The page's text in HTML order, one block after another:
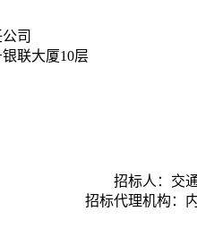
司
联大厦10层
招标人：交
招标代理机构：